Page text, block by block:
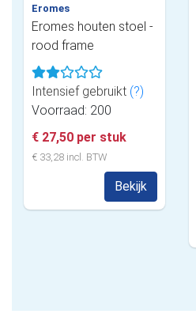
Eromes
Eromes houten stoel -
rood frame
Intensief gebruikt (?)
Voorraad: 200
€ 27,50 per stuk
€ 33,28 incl. BTW
Bekijk